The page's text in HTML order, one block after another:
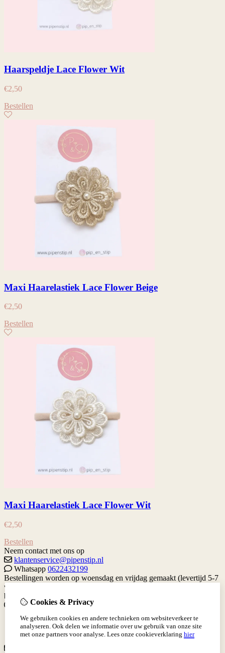
Haarspeldje Lace Flower Wit
€2,50
Bestellen
Maxi Haarelastiek Lace Flower Beige
€2,50
Bestellen
Maxi Haarelastiek Lace Flower Wit
€2,50
Bestellen
Neem contact met ons op
klantenservice@pipenstip.nl
Whatsapp 0622432199
Bestellingen worden op woensdag en vrijdag gemaakt (levertijd 5-7
werkdagen) Je kan altijd contact met me opnemen via de contact
button hieronder.
Informatie
Levertijd
Verzenden en Betalen
Cookies & Privacy
We gebruiken cookies en andere technieken om websiteverkeer te
analyseren. Ook delen we informatie over uw gebruik van onze site
met onze partners voor analyse. Lees onze cookieverklaring hier